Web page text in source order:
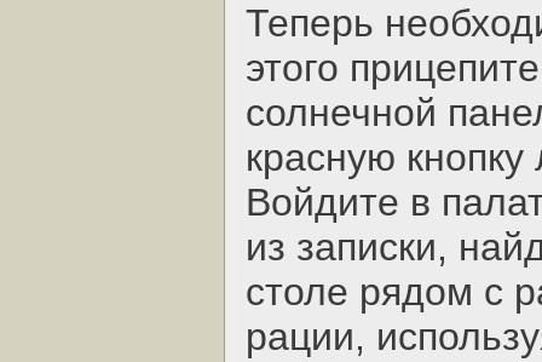
Теперь
этого
солнечной
красную кнопку
Войдите в
из записки,
столе рядом с
рации,